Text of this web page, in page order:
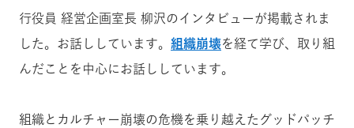
行役員 経営企画室長 柳沢のインタビューが掲載されま
した。お話ししています。 組織崩壊を経て学び、取り組
んだことを中心にお話ししています。
組織とカルチャー崩壊の危機を乗り越えたグッドパッチ